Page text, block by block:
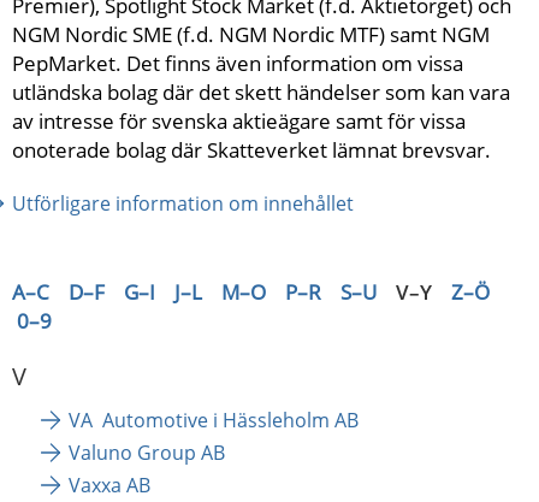
NGM Nordic SME (f.d. NGM Nordic MTF) samt NGM
PepMarket. Det finns även information om vissa
utländska bolag där det skett händelser som kan vara
av intresse för svenska aktieägare samt för vissa
onoterade bolag där Skatteverket lämnat brevsvar.
Utförligare information om innehållet
A–C D–F G–I J–L M–O P–R S–U V–Y
Z–Ö
0–9
V
VA  Automotive i Hässleholm AB
Valuno Group AB
Vaxxa AB